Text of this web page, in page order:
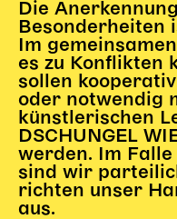
Die
Besonderheiten
Im
es zu Konflikten
sollen
oder notwendig
künstlerischen
DSCHUNGEL
werden. Im
sind wir
richten unser
aus.